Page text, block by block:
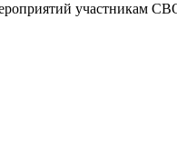
участникам